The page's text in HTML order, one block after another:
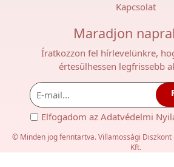
Kapcsolat
Maradjon
Íratkozzon fel hírlevelünkre,
értesülhessen legfrissebb
Elfogadom az Adatvédelmi
© Minden jog fenntartva. Villamossági Diszkont
Kft.